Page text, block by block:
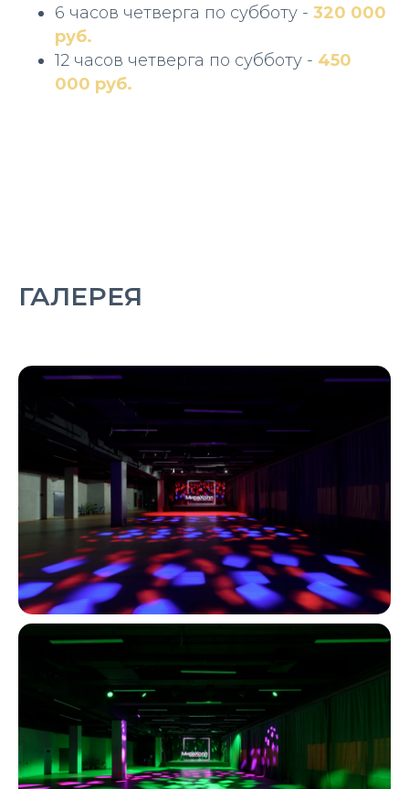
6 часов четверга по субботу - 320 000
руб.
12 часов четверга по субботу - 450
000 руб.
ГАЛЕРЕЯ